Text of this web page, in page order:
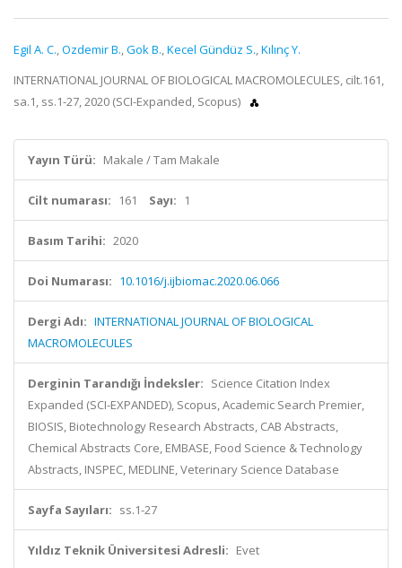
Egil A. C.,Ozdemir B.,Gok B.,Kecel Gündüz S.,Kılınç Y.
INTERNATIONAL JOURNAL OF BIOLOGICAL MACROMOLECULES, cilt.161,
sa.1, ss.1-27, 2020 (SCI-Expanded, Scopus)
Yayın Türü: Makale / Tam Makale
Cilt numarası: 161 Sayı: 1
Basım Tarihi: 2020
Doi Numarası: 10.1016/j.ijbiomac.2020.06.066
Dergi Adı: INTERNATIONAL JOURNAL OF BIOLOGICAL
MACROMOLECULES
Derginin Tarandığı İndeksler: Science Citation Index
Expanded (SCI-EXPANDED), Scopus, Academic Search Premier,
BIOSIS, Biotechnology Research Abstracts, CAB Abstracts,
Chemical Abstracts Core, EMBASE, Food Science & Technology
Abstracts, INSPEC, MEDLINE, Veterinary Science Database
Sayfa Sayıları: ss.1-27
Yıldız Teknik Üniversitesi Adresli: Evet